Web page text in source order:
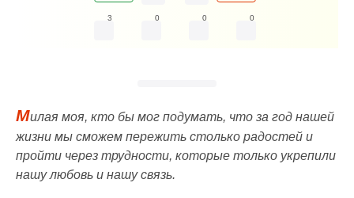
3 0 0 0
Милая моя, кто бы мог подумать, что за год нашей
жизни мы сможем пережить столько радостей и
пройти через трудности, которые только укрепили
нашу любовь и нашу связь.